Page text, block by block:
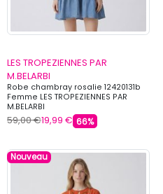
LES TROPEZIENNES PAR
M.BELARBI
Robe chambray rosalie 12420131b
Femme LES TROPEZIENNES PAR
M.BELARBI
59,00 €19,99 € 66%
Nouveau